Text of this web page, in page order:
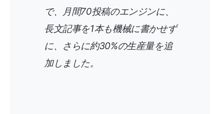
で、月間70投稿のエンジンに、
長文記事を1本も機械に書かせず
に、さらに約30%の生産量を追
加しました。